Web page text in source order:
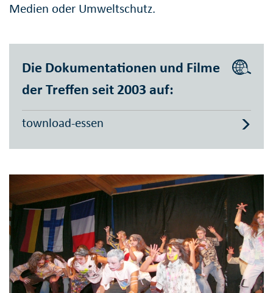
Medien oder Umweltschutz.
Die Dokumentationen und Filme
der Treffen seit 2003 auf:
townload-essen